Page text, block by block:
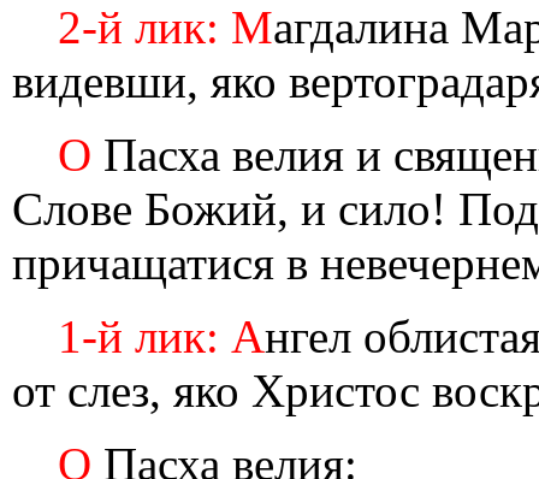
2-й лик: Магдалина
видевши, яко
О Пасха велия и
Слове Божий, и сило!
причащатися в
1-й лик: Ангел
от слез, яко Христос
О Пасха велия: